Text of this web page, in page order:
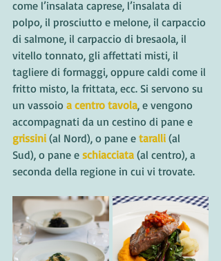
come l’insalata caprese, l’insalata di
polpo, il prosciutto e melone, il carpaccio
di salmone, il carpaccio di bresaola, il
vitello tonnato, gli affettati misti, il
tagliere di formaggi, oppure caldi come il
fritto misto, la frittata, ecc. Si servono su
un vassoio a centro tavola, e vengono
accompagnati da un cestino di pane e
grissini (al Nord), o pane e taralli (al
Sud), o pane e schiacciata (al centro), a
seconda della regione in cui vi trovate.